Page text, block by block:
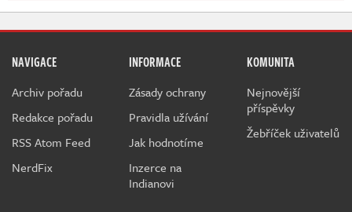
NAVIGACE
Archiv pořadu
Redakce pořadu
RSS Atom Feed
NerdFix
INFORMACE
Zásady ochrany
Pravidla užívání
Jak hodnotíme
Inzerce na
Indianovi
KOMUNITA
Nejnovější
příspěvky
Žebříček uživatelů